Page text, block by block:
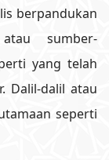
berpandukan
Dalil-dalil atau
seperti